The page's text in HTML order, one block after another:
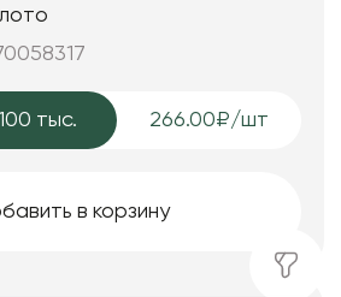
тыс. 266.00₽/шт
в корзину